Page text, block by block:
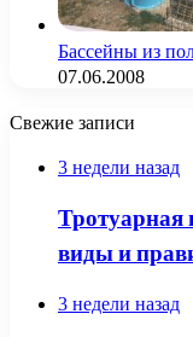
Бассейны из
07.06.2008
Свежие записи
3 недели назад
Тротуарная
виды и
3 недели назад